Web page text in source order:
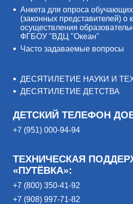
Анкета для опроса
(законных представителей) о
осуществления
ФГБОУ "ВДЦ "Океан"
Часто задаваемые вопросы
ДЕСЯТИЛЕТИЕ НАУКИ И
ДЕСЯТИЛЕТИЕ ДЕТСТВА
ДЕТСКИЙ ТЕЛЕФОН
+7 (951) 000-94-94
ТЕХНИЧЕСКАЯ
«ПУТЁВКА»:
+7 (800) 350-41-92
+7 (908) 997-71-82